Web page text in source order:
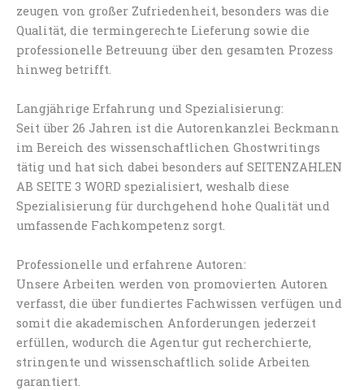
zeugen von großer Zufriedenheit, besonders was die
Qualität, die termingerechte Lieferung sowie die
professionelle Betreuung über den gesamten Prozess
hinweg betrifft.
Langjährige Erfahrung und Spezialisierung:
Seit über 26 Jahren ist die Autorenkanzlei Beckmann
im Bereich des wissenschaftlichen Ghostwritings
tätig und hat sich dabei besonders auf SEITENZAHLEN
AB SEITE 3 WORD spezialisiert, weshalb diese
Spezialisierung für durchgehend hohe Qualität und
umfassende Fachkompetenz sorgt.
Professionelle und erfahrene Autoren:
Unsere Arbeiten werden von promovierten Autoren
verfasst, die über fundiertes Fachwissen verfügen und
somit die akademischen Anforderungen jederzeit
erfüllen, wodurch die Agentur gut recherchierte,
stringente und wissenschaftlich solide Arbeiten
garantiert.